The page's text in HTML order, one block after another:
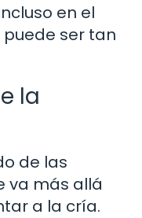
en el
ser tan
la
de las
va más allá
a la cría.